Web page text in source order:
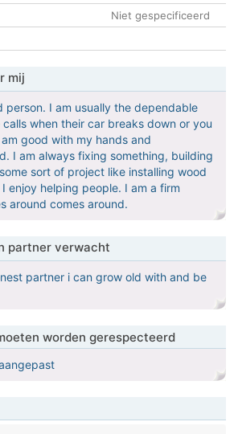
Niet gespecificeerd
mij
person. I am usually the dependable
when their car breaks down or you
good with my hands and
I am always fixing something, building
sort of project like installing wood
enjoy helping people. I am a firm
around comes around.
partner verwacht
partner i can grow old with and be
worden gerespecteerd